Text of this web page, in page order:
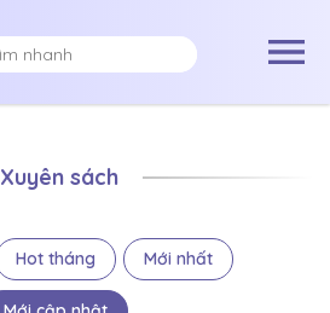
Xuyên sách
Hot tháng Mới nhất